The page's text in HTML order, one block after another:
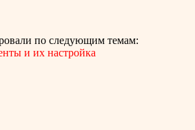
по следующим темам:
и их настройка